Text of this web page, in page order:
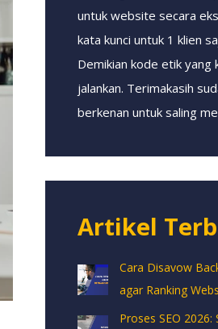
untuk website secara
kata kunci untuk 1 klien
Demikian kode etik yang
jalankan. Terimakasih
berkenan untuk saling
Artikel
Cara Disavow
agar Ranking
Proses SEO 2026: